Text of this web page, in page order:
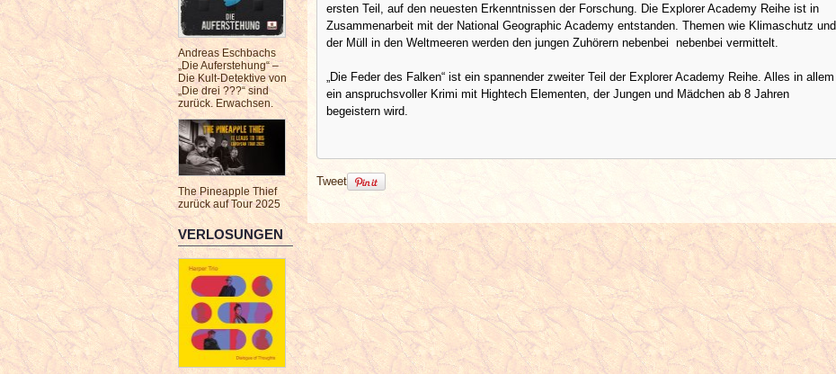
Andreas Eschbachs
„Die Auferstehung“ –
Die Kult-Detektive von
„Die drei ???“ sind
zurück. Erwachsen.
The Pineapple Thief
zurück auf Tour 2025
VERLOSUNGEN
ersten Teil, auf den neuesten Erkenntnissen der Forschung. Die Explorer Academy Reihe ist in
Zusammenarbeit mit der National Geographic Academy entstanden. Themen wie Klimaschutz und
der Müll in den Weltmeeren werden den jungen Zuhörern nebenbei nebenbei vermittelt.
„Die Feder des Falken“ ist ein spannender zweiter Teil der Explorer Academy Reihe. Alles in allem
ein anspruchsvoller Krimi mit Hightech Elementen, der Jungen und Mädchen ab 8 Jahren
begeistern wird.
Tweet